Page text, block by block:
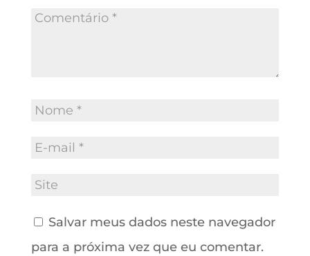
Salvar meus dados neste navegador
para a próxima vez que eu comentar.